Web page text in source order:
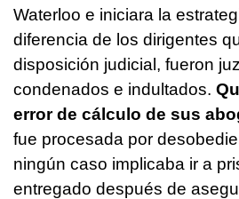
Waterloo e iniciara la
diferencia de los dirigentes
disposición judicial, fueron
condenados e indultados.
error de cálculo de sus
fue procesada por
ningún caso implicaba ir a
entregado después de